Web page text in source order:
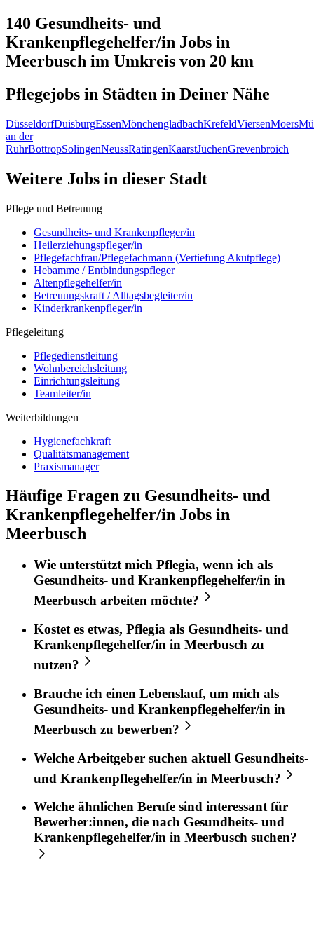
140 Gesundheits- und
Krankenpflegehelfer/in Jobs in
Meerbusch im Umkreis von 20 km
Pflegejobs in Städten in Deiner Nähe
DüsseldorfDuisburgEssenMönchengladbachKrefeldViersenMoers
an der
RuhrBottropSolingenNeussRatingenKaarstJüchenGrevenbroich
Weitere Jobs in dieser Stadt
Pflege und Betreuung
Gesundheits- und Krankenpfleger/in
Heilerziehungspfleger/in
Pflegefachfrau/Pflegefachmann (Vertiefung Akutpflege)
Hebamme / Entbindungspfleger
Altenpflegehelfer/in
Betreuungskraft / Alltagsbegleiter/in
Kinderkrankenpfleger/in
Pflegeleitung
Pflegedienstleitung
Wohnbereichsleitung
Einrichtungsleitung
Teamleiter/in
Weiterbildungen
Hygienefachkraft
Qualitätsmanagement
Praxismanager
Häufige Fragen zu Gesundheits- und
Krankenpflegehelfer/in Jobs in
Meerbusch
Wie unterstützt mich Pflegia, wenn ich als
Gesundheits- und Krankenpflegehelfer/in in
Meerbusch arbeiten möchte?
Kostet es etwas, Pflegia als Gesundheits- und
Krankenpflegehelfer/in in Meerbusch zu
nutzen?
Brauche ich einen Lebenslauf, um mich als
Gesundheits- und Krankenpflegehelfer/in in
Meerbusch zu bewerben?
Welche Arbeitgeber suchen aktuell Gesundheits-
und Krankenpflegehelfer/in in Meerbusch?
Welche ähnlichen Berufe sind interessant für
Bewerber:innen, die nach Gesundheits- und
Krankenpflegehelfer/in in Meerbusch suchen?